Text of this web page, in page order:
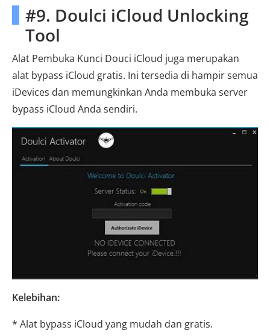
#9. Doulci iCloud Unlocking
Tool
Alat Pembuka Kunci Douci iCloud juga merupakan
alat bypass iCloud gratis. Ini tersedia di hampir semua
iDevices dan memungkinkan Anda membuka server
bypass iCloud Anda sendiri.
Kelebihan:
* Alat bypass iCloud yang mudah dan gratis.